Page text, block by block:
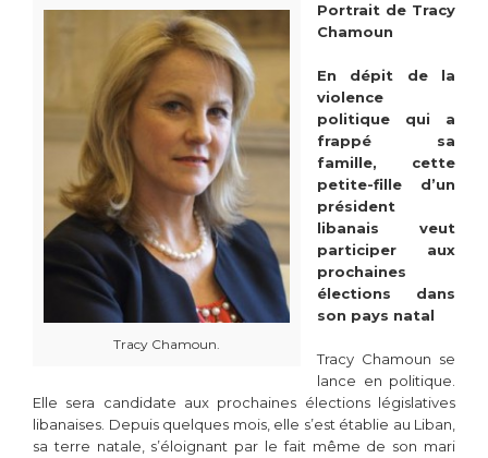
Tracy Chamoun.
Portrait de Tracy
Chamoun
En dépit de la
violence
politique qui a
frappé sa
famille, cette
petite-fille d’un
président
libanais veut
participer aux
prochaines
élections dans
son pays natal
Tracy Chamoun se
lance en politique.
Elle sera candidate aux prochaines élections législatives
libanaises. Depuis quelques mois, elle s’est établie au Liban,
sa terre natale, s’éloignant par le fait même de son mari